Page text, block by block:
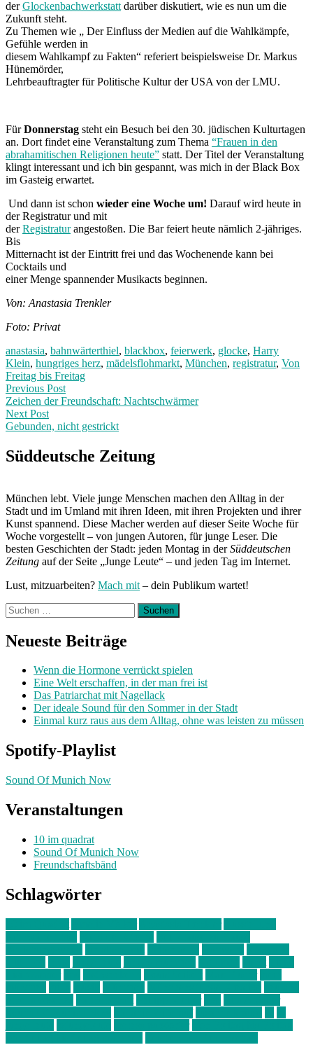
derGlockenbachwerkstatt darüber diskutiert, wie es nun um die
Zukunft steht.
Zu Themen wie „ Der Einfluss der Medien auf die Wahlkämpfe,
Gefühle werden in
diesem Wahlkampf zu Fakten“ referiert beispielsweise Dr. Markus
Hünemörder,
Lehrbeauftragter für Politische Kultur der USA von der LMU.
FürDonnerstag steht ein Besuch bei den 30. jüdischen Kulturtagen
an. Dort findet eine Veranstaltung zum Thema “Frauen in den
abrahamitischen Religionen heute” statt. Der Titel der Veranstaltung
klingt interessant und ich bin gespannt, was mich in der Black Box
im Gasteig erwartet.
Und dann ist schon wieder eine Woche um! Darauf wird heute in
der Registratur und mit
derRegistraturangestoßen. Die Bar feiert heute nämlich 2-jähriges.
Bis
Mitternacht ist der Eintritt frei und das Wochenende kann bei
Cocktails und
einer Menge spannender Musikacts beginnen.
Von: Anastasia Trenkler
Foto: Privat
anastasia, bahnwärterthiel, blackbox, feierwerk, glocke, Harry
Klein, hungriges herz, mädelsflohmarkt, München, registratur, Von
Freitag bis Freitag
Post
navigation
Previous PostPrevious
post:
Zeichen der Freundschaft: Nachtschwärmer
Next Post
Gebunden, nicht gestrickt
Post:
Süddeutsche Zeitung
München lebt. Viele junge Menschen machen den Alltag in der
Stadt und im Umland mit ihren Ideen, mit ihren Projekten und ihrer
Kunst spannend. Diese Macher werden auf dieser Seite Woche für
Woche vorgestellt – von jungen Autoren, für junge Leser. Die
besten Geschichten der Stadt: jeden Montag in derSüddeutschen
Zeitung auf der Seite „Junge Leute“ – und jeden Tag im Internet.
Lust, mitzuarbeiten? Mach mit – dein Publikum wartet!
Suchen
nach:
Neueste Beiträge
Wenn die Hormone verrückt spielen
Eine Welt erschaffen, in der man frei ist
Das Patriarchat mit Nagellack
Der ideale Sound für den Sommer in der Stadt
Einmal kurz raus aus dem Alltag, ohne was leisten zu müssen
Spotify-Playlist
Sound Of Munich Now
Veranstaltungen
10 im quadrat
Sound Of Munich Now
Freundschaftsbänd
Schlagwörter